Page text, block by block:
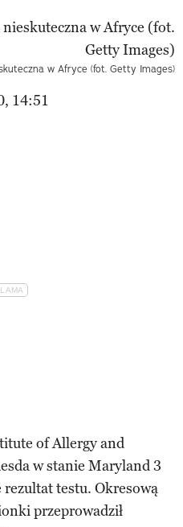
w Afryce (fot. Getty Images)
14:51
of Allergy and
w stanie Maryland 3
rezultat testu. Okresową
przeprowadził